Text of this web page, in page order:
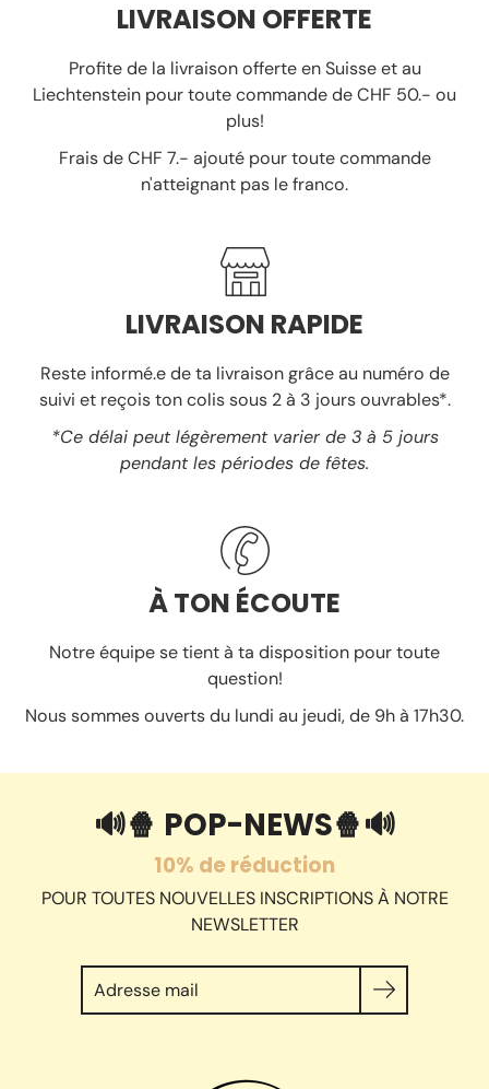
LIVRAISON OFFERTE
Profite de la livraison offerte en Suisse et au
Liechtenstein pour toute commande de CHF 50.- ou
plus!
Frais de CHF 7.- ajouté pour toute commande
n'atteignant pas le franco.
LIVRAISON RAPIDE
Reste informé.e de ta livraison grâce au numéro de
suivi et reçois ton colis sous 2 à 3 jours ouvrables*.
*Ce délai peut légèrement varier de 3 à 5 jours
pendant les périodes de fêtes.
À TON ÉCOUTE
Notre équipe se tient à ta disposition pour toute
question!
Nous sommes ouverts du lundi au jeudi, de 9h à 17h30.
🔊🍿 POP-NEWS🍿🔊
10% de réduction
POUR TOUTES NOUVELLES INSCRIPTIONS À NOTRE
NEWSLETTER
Chercher